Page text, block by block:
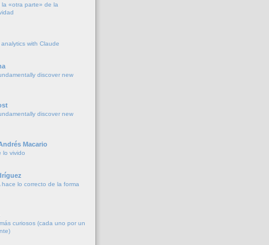
«otra parte» de la
with Claude
discover new
discover new
Macario
lo vivido
lo correcto de la forma
curiosos (cada uno por un